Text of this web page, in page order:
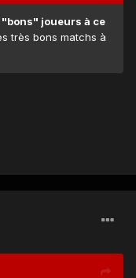
joueurs à ce
très bons matchs à